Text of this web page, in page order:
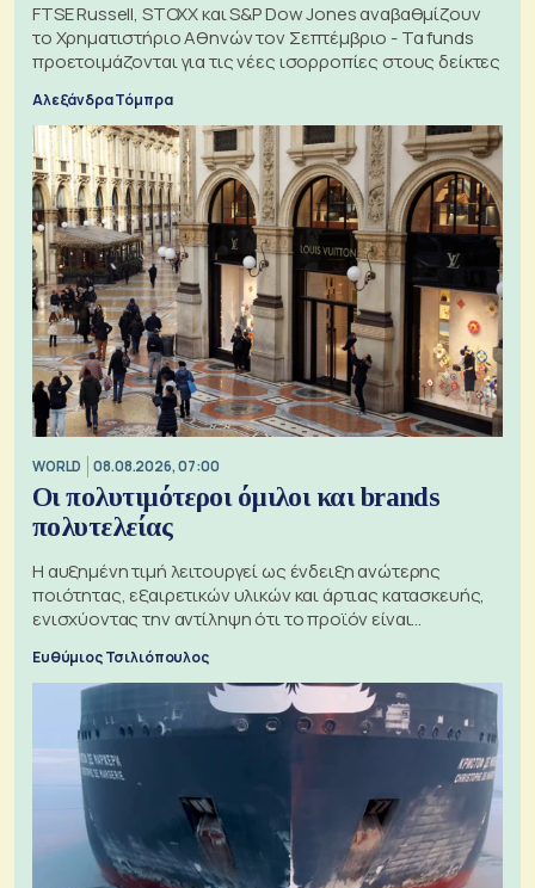
FTSE Russell, STOXX και S&P Dow Jones αναβαθμίζουν
το Χρηματιστήριο Αθηνών τον Σεπτέμβριο - Τα funds
προετοιμάζονται για τις νέες ισορροπίες στους δείκτες
Αλεξάνδρα Τόμπρα
WORLD 08.08.2026, 07:00
Οι πολυτιμότεροι όμιλοι και brands
πολυτελείας
Η αυξημένη τιμή λειτουργεί ως ένδειξη ανώτερης
ποιότητας, εξαιρετικών υλικών και άρτιας κατασκευής,
ενισχύοντας την αντίληψη ότι το προϊόν είναι
ξεχωριστό
Ευθύμιος Τσιλιόπουλος